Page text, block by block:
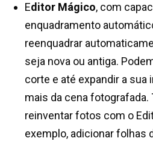
Editor Mágico, com
enquadramento
reenquadrar
seja nova ou antiga.
corte e até expandir a sua
mais da cena
reinventar fotos com o
exemplo, adicionar folhas